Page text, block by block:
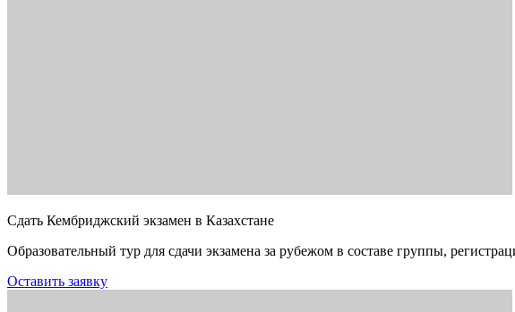
Сдать Кембриджский экзамен в Казахстане
Образовательный тур для сдачи экзамена за рубежом в составе группы,
Оставить заявку